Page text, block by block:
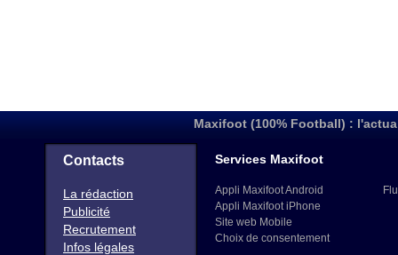
Maxifoot (100% Football) :
Contacts
La rédaction
Publicité
Recrutement
Infos légales
Services Maxifoot
Appli Maxifoot Android
Appli Maxifoot iPhone
Site web Mobile
Choix de consentement